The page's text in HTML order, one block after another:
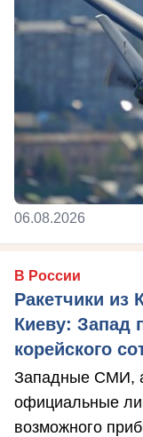
06.08.2026
В России
Ракетчики из
Киеву: Запад
корейского
Западные СМИ,
официальные
возможного